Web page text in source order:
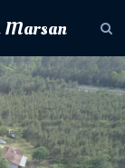
Marsan